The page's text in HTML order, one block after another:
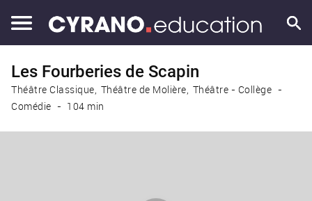
Les Fourberies de Scapin
Théâtre Classique Théâtre de Molière Théâtre - Collège
Comédie
104 min